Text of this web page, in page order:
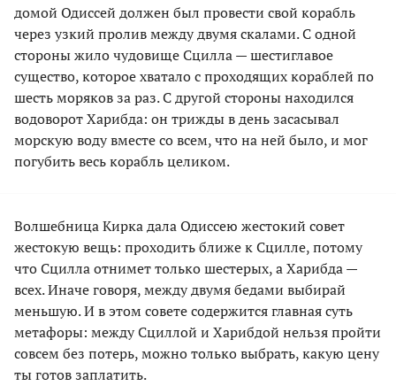
домой Одиссей должен был провести свой корабль
через узкий пролив между двумя скалами. С одной
стороны жило чудовище Сцилла — шестиглавое
существо, которое хватало с проходящих кораблей по
шесть моряков за раз. С другой стороны находился
водоворот Харибда: он трижды в день засасывал
морскую воду вместе со всем, что на ней было, и мог
погубить весь корабль целиком.
Волшебница Кирка дала Одиссею жестокий совет
жестокую вещь: проходить ближе к Сцилле, потому
что Сцилла отнимет только шестерых, а Харибда —
всех. Иначе говоря, между двумя бедами выбирай
меньшую. И в этом совете содержится главная суть
метафоры: между Сциллой и Харибдой нельзя пройти
совсем без потерь, можно только выбрать, какую цену
ты готов заплатить.